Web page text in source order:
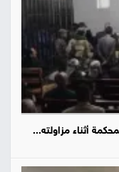
أثناء مزاولته...